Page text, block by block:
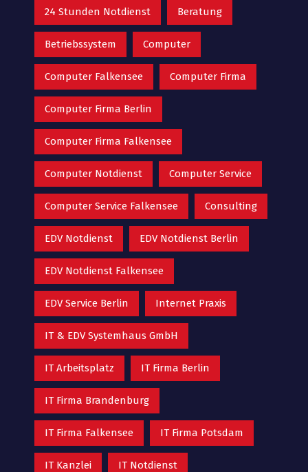
24 Stunden Notdienst Beratung
Betriebssystem Computer
Computer Falkensee Computer Firma
Computer Firma Berlin
Computer Firma Falkensee
Computer Notdienst Computer Service
Computer Service Falkensee Consulting
EDV Notdienst EDV Notdienst Berlin
EDV Notdienst Falkensee
EDV Service Berlin Internet Praxis
IT & EDV Systemhaus GmbH
IT Arbeitsplatz IT Firma Berlin
IT Firma Brandenburg
IT Firma Falkensee IT Firma Potsdam
IT Kanzlei IT Notdienst